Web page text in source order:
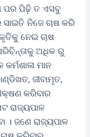
ପର ପିଢ଼ି ତ ଏସବୁ
ନିଜେ ଚାଷ କରି
ନେଇ ଚାଷ
ଅଧିକ ରୁ
ମାନ
ଜୀବାମୃତ,
କରିବାର
ରାଜ୍ୟପାଳ
। ଜଣେ ରାଜ୍ୟପାଳ